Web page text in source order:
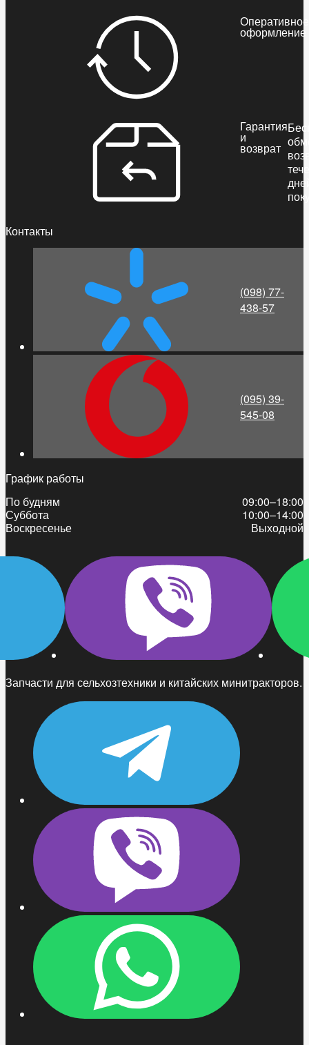
Оперативное
оформление
Гарантия
и
возврат
Запчасти для сельхозтехники и китайских минитракторов.
Контакты
(098) 77-
438-57
(095) 39-
545-08
График работы
По будням
09:00–18:00
Суббота
10:00–14:00
Воскресенье
Выходной